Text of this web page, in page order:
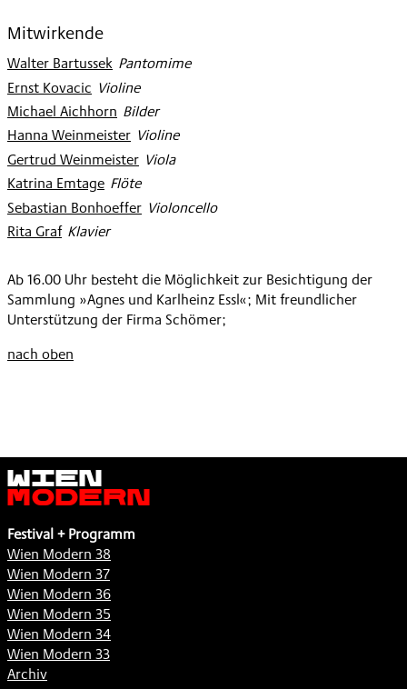
Mitwirkende
Walter Bartussek
: Pantomime
Ernst Kovacic: Violine
Michael Aichhorn: Bilder
Hanna Weinmeister
: Violine
Gertrud Weinmeister
: Viola
Katrina Emtage
: Flöte
Sebastian Bonhoeffer
: Violoncello
Rita Graf
: Klavier
Ab 16.00 Uhr besteht die Möglichkeit zur Besichtigung der
Sammlung »Agnes und Karlheinz Essl«; Mit freundlicher
Unterstützung der Firma Schömer;
nach oben
Wien
Modern
Festival + Programm
Wien Modern 38
Wien Modern 37
Wien Modern 36
Wien Modern 35
Wien Modern 34
Wien Modern 33
Archiv